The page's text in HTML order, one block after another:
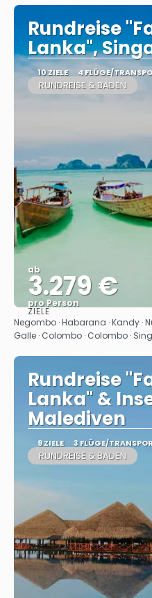
Rundreise
Lanka",
10 ZIELE 4 FLÜGE/
RUNDREISE & BADEN
ab
3.279 €
pro Person
ZIELE
Negombo · Habarana · Kandy ·
Galle · Colombo · Colombo ·
Rundreise
Lanka" &
Malediven
9 ZIELE 3 FLÜGE/
RUNDREISE & BADEN